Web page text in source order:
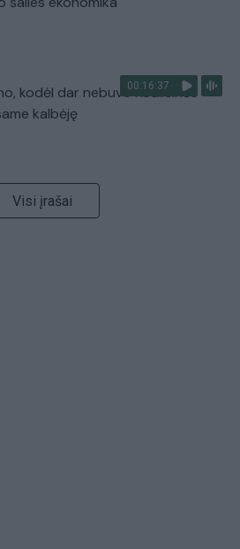
00:16:37
kodėl dar nebuvo Koalicinės
kalbėję
Visi įrašai